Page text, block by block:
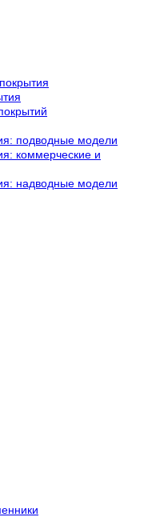
подводные модели
коммерческие и
надводные модели